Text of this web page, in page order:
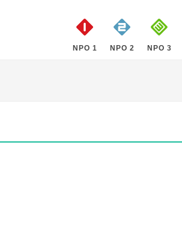
NPO 1 NPO 2 NPO 3